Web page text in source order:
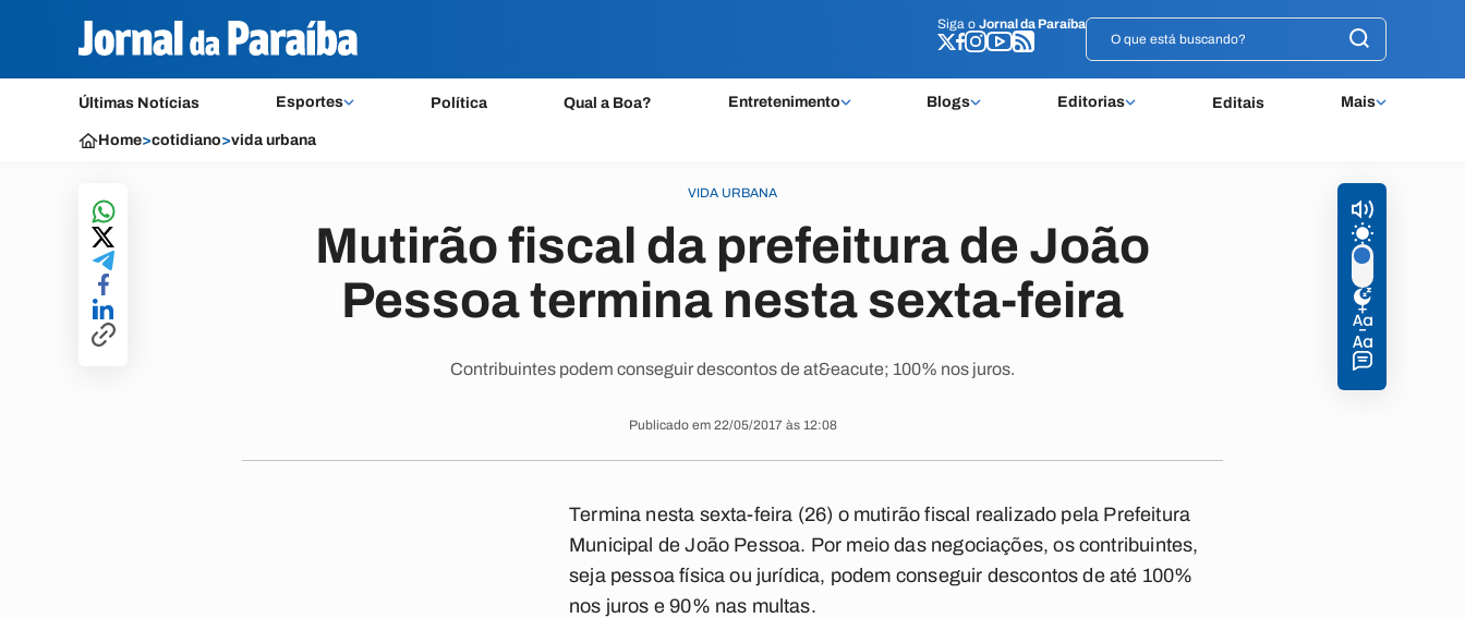
Siga o Jornal da Paraíba
Últimas Notícias Esportes Política Qual a Boa? Entretenimento Blogs Editorias Editais Mais
Siga o Jornal da Paraíba
Home>cotidiano>vida urbana
VIDA URBANA
Mutirão fiscal da prefeitura de João
Pessoa termina nesta sexta-feira
Contribuintes podem conseguir descontos de at&eacute; 100% nos juros.
Publicado em 22/05/2017 às 12:08
Termina nesta sexta-feira (26) o mutirão fiscal realizado pela Prefeitura
Municipal de João Pessoa. Por meio das negociações, os contribuintes,
seja pessoa física ou jurídica, podem conseguir descontos de até 100%
nos juros e 90% nas multas.